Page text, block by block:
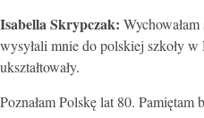
Isabella Skrypczak:
wysyłali mnie do polskiej szkoły
ukształtowały.
Poznałam Polskę lat 80.